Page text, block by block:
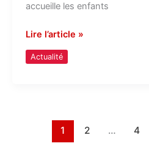
accueille les enfants
Lire l’article »
Actualité
1 2 … 4